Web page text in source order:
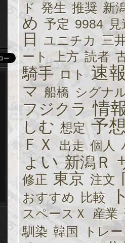
イ
ン
カ
ジ
ノ
etc-
ド 発生 推奨 新
め 予定 9984 見
日 ユニチカ
三
ート
上方 読者
騎手 ロト 速
マ 船橋 シグナ
フジクラ 情
しむ 想定 予
ＦＸ 出走 個人
ょい 新潟Ｒ
修正 東京 注文
おすすめ 比較
スペースＸ 産業
馴染 韓国 トレ